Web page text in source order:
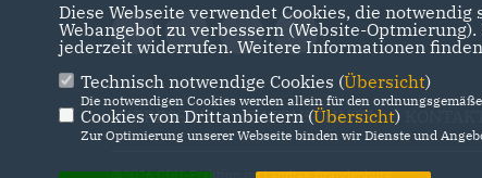
IMPRESSUM DATENSCHUTZ
@2026 CDU-Fraktion im Landtag Brandenburg
Diese Webseite verwendet Cookies, die
Webangebot zu verbessern (Website-
jederzeit widerrufen. Weitere Informationen
Technisch notwendige Cookies (Übersicht)
Die notwendigen Cookies werden allein für den
Cookies von Drittanbietern (Übersicht)
Zur Optimierung unserer Webseite binden wir Dienste und